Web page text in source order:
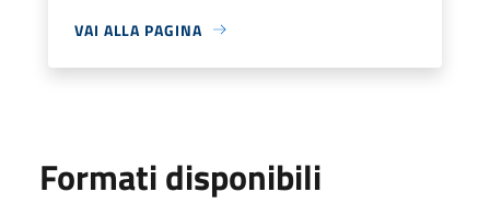
VAI ALLA PAGINA
Formati disponibili